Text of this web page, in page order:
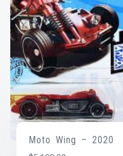
Moto Wing – 2020